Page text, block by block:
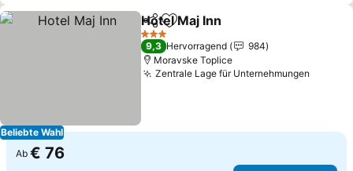
Beliebte Wahl
TeilenZu Favoriten hinzufügen
Hotel Maj Inn
3 Sterne
9,3 Hervorragend
984
Moravske Toplice
Zentrale Lage für Unternehmungen
Ab € 76